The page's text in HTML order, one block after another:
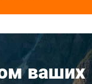
ваших